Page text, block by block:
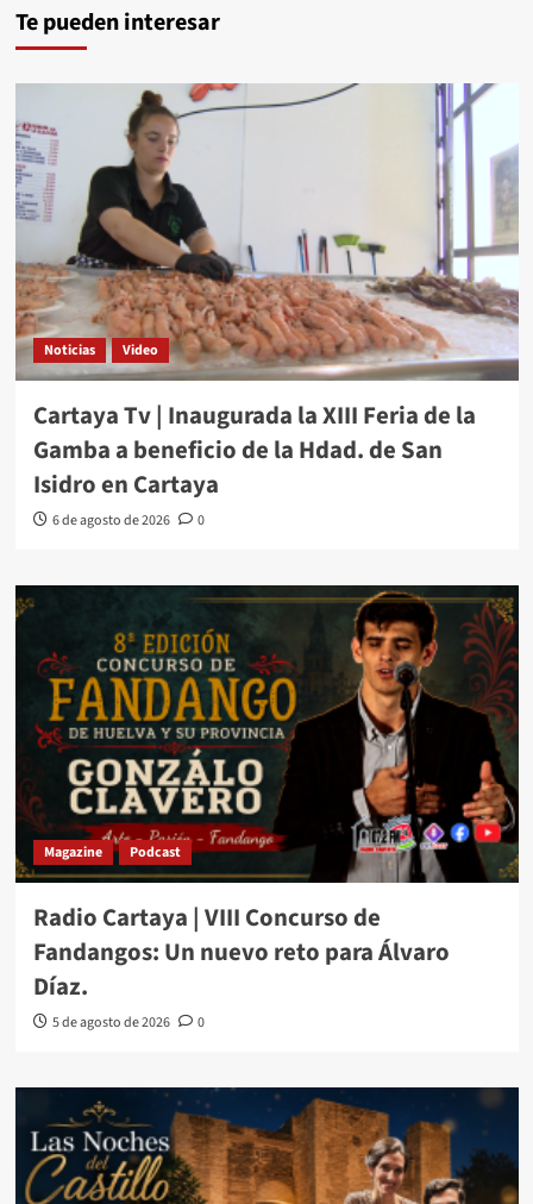
Te pueden interesar
Noticias Video
Cartaya Tv | Inaugurada la XIII Feria de la
Gamba a beneficio de la Hdad. de San
Isidro en Cartaya
6 de agosto de 2026 0
Magazine Podcast
Radio Cartaya | VIII Concurso de
Fandangos: Un nuevo reto para Álvaro
Díaz.
5 de agosto de 2026 0